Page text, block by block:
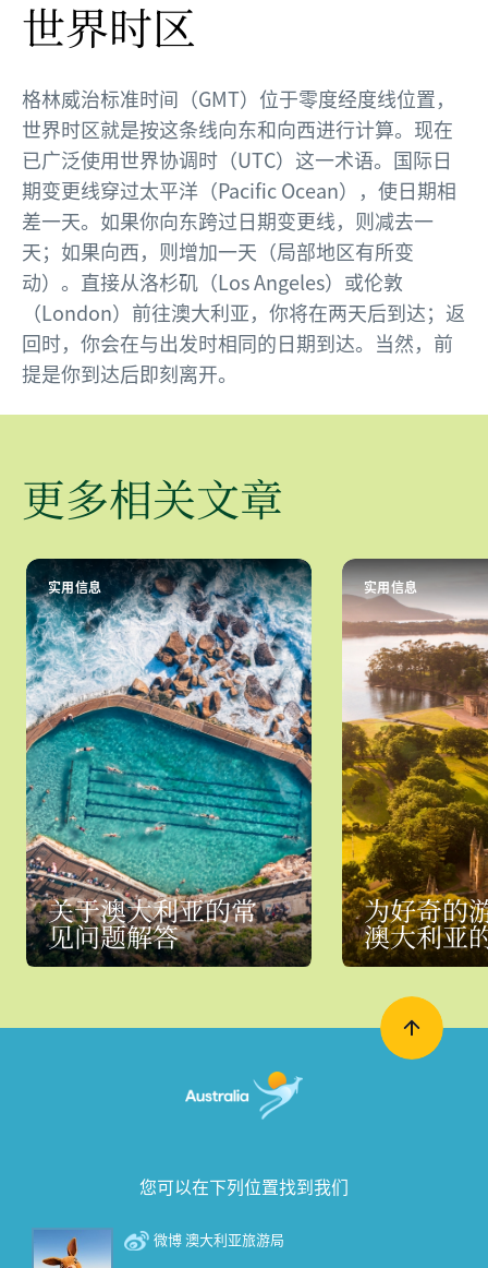
世界时区
格林威治标准时间（GMT）位于零度经度线位置，
世界时区就是按这条线向东和向西进行计算。现在
已广泛使用世界协调时（UTC）这一术语。国际日
期变更线穿过太平洋（Pacific Ocean），使日期相
差一天。如果你向东跨过日期变更线，则减去一
天；如果向西，则增加一天（局部地区有所变
动）。直接从洛杉矶（Los Angeles）或伦敦
（London）前往澳大利亚，你将在两天后到达；返
回时，你会在与出发时相同的日期到达。当然，前
提是你到达后即刻离开。
更多相关文章
实用信息
关于澳大利亚的常
见问题解答
实用信息
为好奇的
澳大利亚
您可以在下列位置找到我们
微博 澳大利亚旅游局